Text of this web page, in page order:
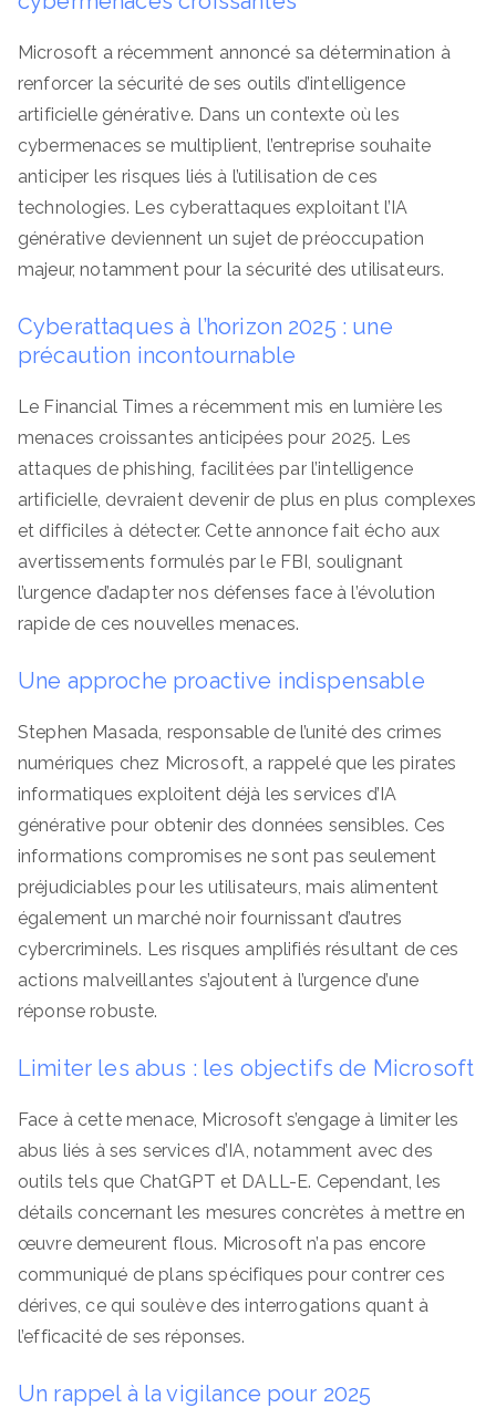
Microsoft a récemment annoncé sa détermination à
renforcer la sécurité de ses outils d’intelligence
artificielle générative. Dans un contexte où les
cybermenaces se multiplient, l’entreprise souhaite
anticiper les risques liés à l’utilisation de ces
technologies. Les cyberattaques exploitant l’IA
générative deviennent un sujet de préoccupation
majeur, notamment pour la sécurité des utilisateurs.
Cyberattaques à l’horizon 2025 : une
précaution incontournable
Le Financial Times a récemment mis en lumière les
menaces croissantes anticipées pour 2025. Les
attaques de phishing, facilitées par l’intelligence
artificielle, devraient devenir de plus en plus complexes
et difficiles à détecter. Cette annonce fait écho aux
avertissements formulés par le FBI, soulignant
l’urgence d’adapter nos défenses face à l’évolution
rapide de ces nouvelles menaces.
Une approche proactive indispensable
Stephen Masada, responsable de l’unité des crimes
numériques chez Microsoft, a rappelé que les pirates
informatiques exploitent déjà les services d’IA
générative pour obtenir des données sensibles. Ces
informations compromises ne sont pas seulement
préjudiciables pour les utilisateurs, mais alimentent
également un marché noir fournissant d’autres
cybercriminels. Les risques amplifiés résultant de ces
actions malveillantes s’ajoutent à l’urgence d’une
réponse robuste.
Limiter les abus : les objectifs de Microsoft
Face à cette menace, Microsoft s’engage à limiter les
abus liés à ses services d’IA, notamment avec des
outils tels que ChatGPT et DALL-E. Cependant, les
détails concernant les mesures concrètes à mettre en
œuvre demeurent flous. Microsoft n’a pas encore
communiqué de plans spécifiques pour contrer ces
dérives, ce qui soulève des interrogations quant à
l’efficacité de ses réponses.
Un rappel à la vigilance pour 2025